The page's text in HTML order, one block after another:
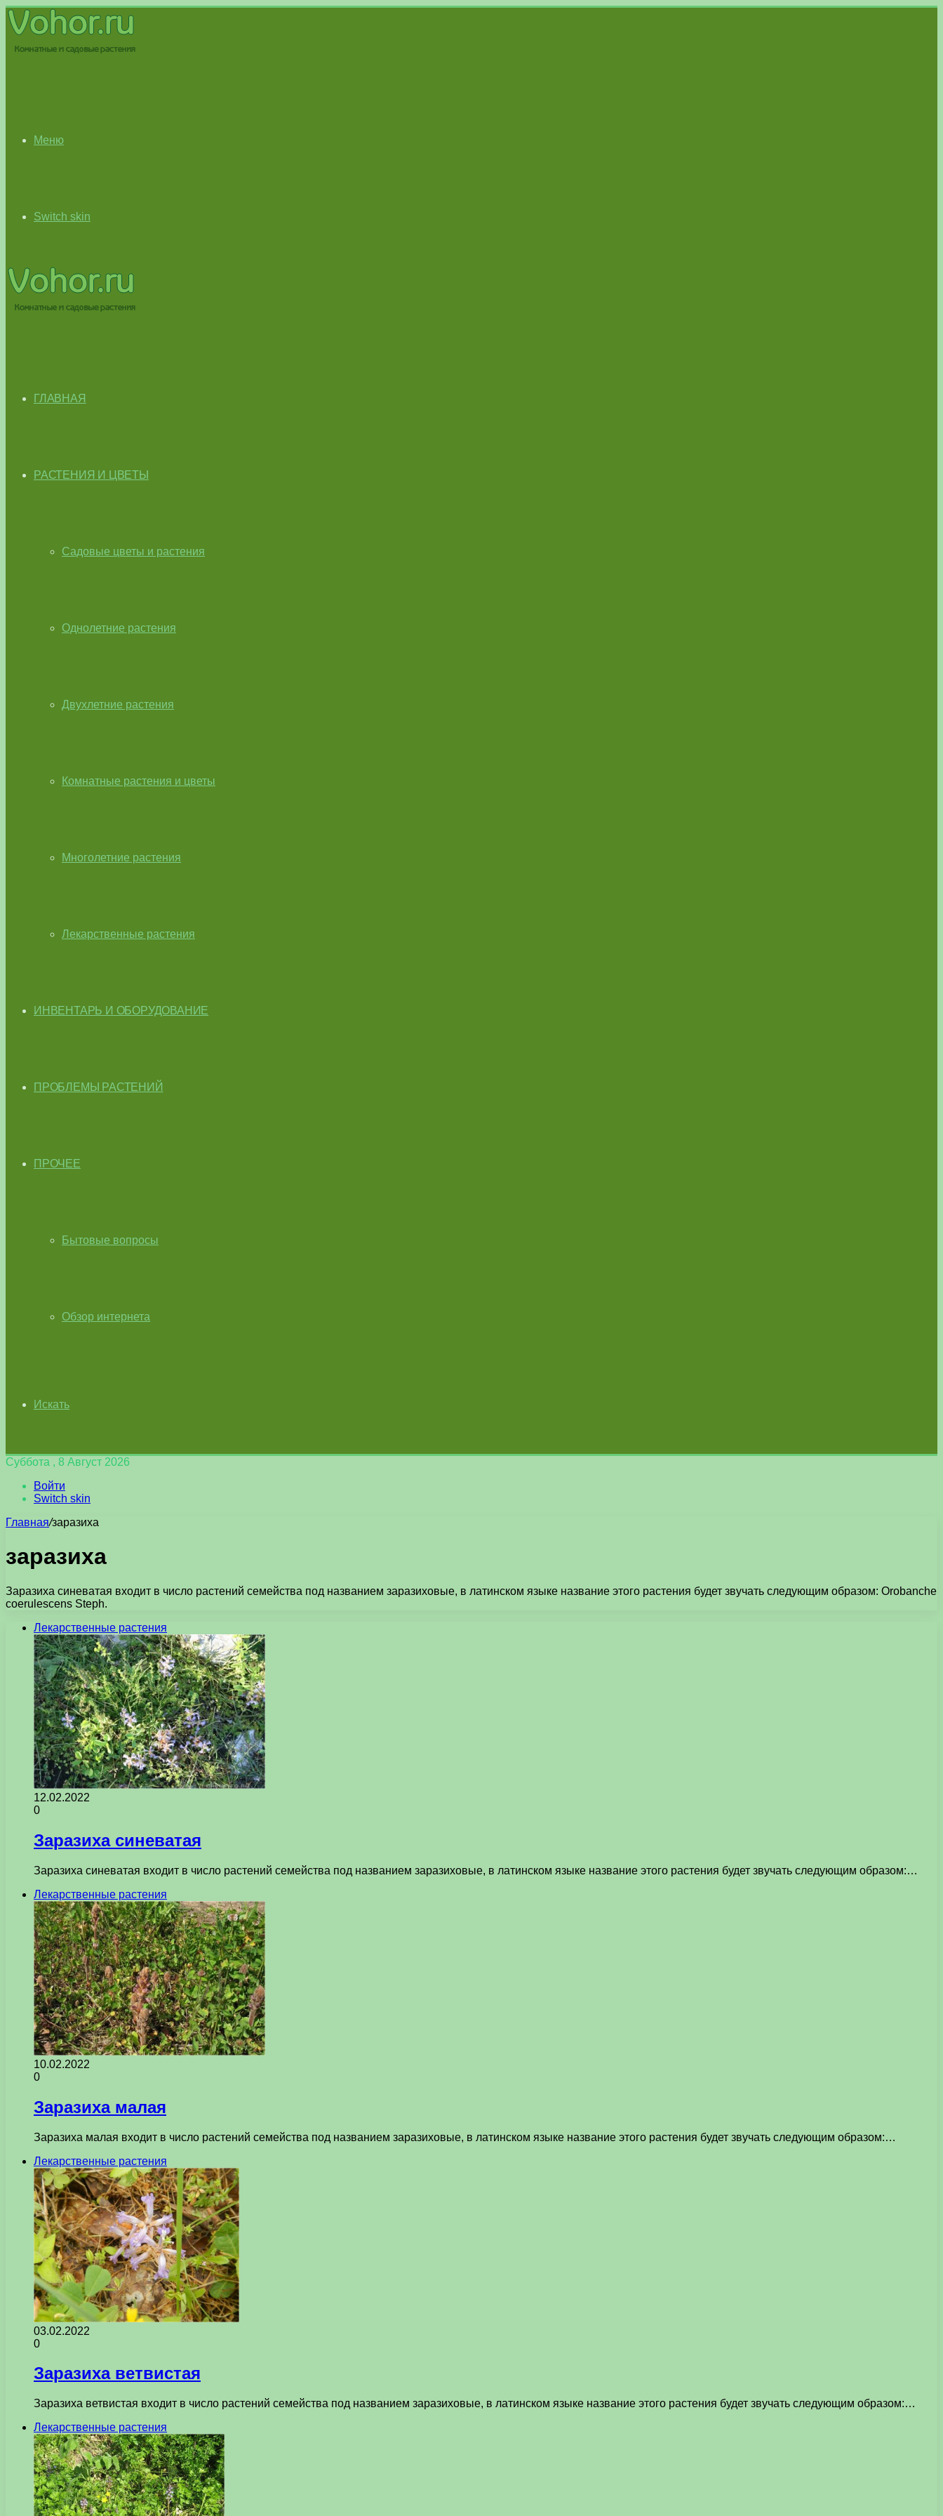
Меню
Switch skin
ГЛАВНАЯ
РАСТЕНИЯ И ЦВЕТЫ
Садовые цветы и растения
Однолетние растения
Двухлетние растения
Комнатные растения и цветы
Многолетние растения
Лекарственные растения
ИНВЕНТАРЬ И ОБОРУДОВАНИЕ
ПРОБЛЕМЫ РАСТЕНИЙ
ПРОЧЕЕ
Бытовые вопросы
Обзор интернета
Искать
Суббота , 8 Август 2026
Войти
Switch skin
Главная/заразиха
заразиха
Заразиха синеватая входит в число растений семейства под названием заразиховые, в латинском языке название этого растения будет звучать следующим образом: Orobanche
coerulescens Steph.
Лекарственные растения
12.02.2022
0
Заразиха синеватая
Заразиха синеватая входит в число растений семейства под названием заразиховые, в латинском языке название этого растения будет звучать следующим образом:…
Лекарственные растения
10.02.2022
0
Заразиха малая
Заразиха малая входит в число растений семейства под названием заразиховые, в латинском языке название этого растения будет звучать следующим образом:…
Лекарственные растения
03.02.2022
0
Заразиха ветвистая
Заразиха ветвистая входит в число растений семейства под названием заразиховые, в латинском языке название этого растения будет звучать следующим образом:…
Лекарственные растения